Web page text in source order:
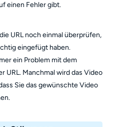
einen Fehler gibt.
URL noch einmal überprüfen,
eingefügt haben.
ein Problem mit dem
URL. Manchmal wird das Video
Sie das gewünschte Video